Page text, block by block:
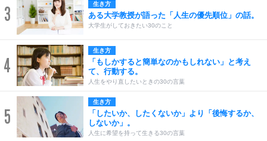
3 生き方
ある大学教授が語った「人生の優先順位」の話。
大学生がしておきたい30のこと
4
生き方
「もしかすると簡単なのかもしれない」と考え
て、行動する。
人生をやり直したいときの30の言葉
5
生き方
「したいか、したくないか」より「後悔するか、
しないか」。
人生に希望を持って生きる30の言葉